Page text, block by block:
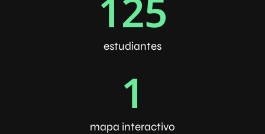
estudiantes
mapa interactivo
1